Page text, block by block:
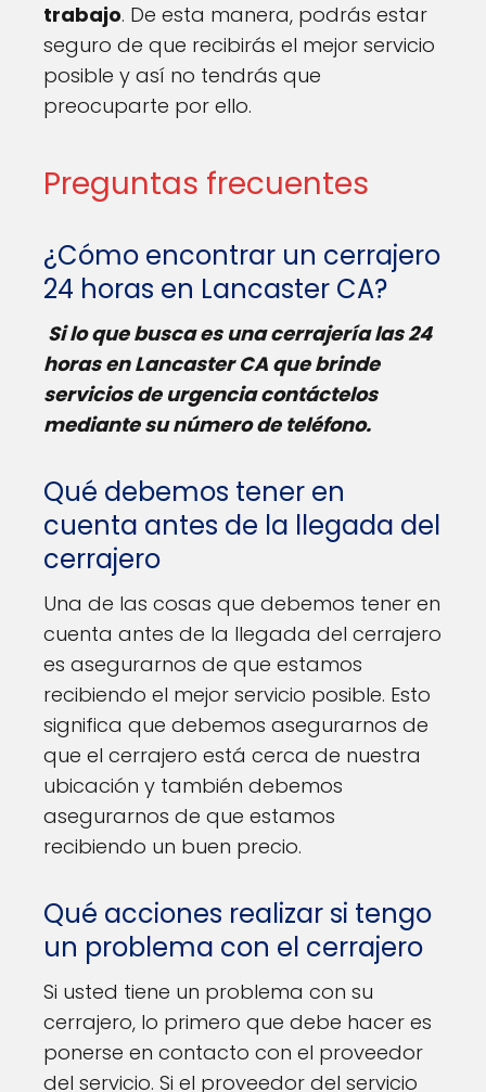
trabajo. De esta manera, podrás estar
seguro de que recibirás el mejor servicio
posible y así no tendrás que
preocuparte por ello.
Preguntas frecuentes
¿Cómo encontrar un cerrajero
24 horas en Lancaster CA?
Si lo que busca es una cerrajería las 24
horas en Lancaster CA que brinde
servicios de urgencia contáctelos
mediante su número de teléfono.
Qué debemos tener en
cuenta antes de la llegada del
cerrajero
Una de las cosas que debemos tener en
cuenta antes de la llegada del cerrajero
es asegurarnos de que estamos
recibiendo el mejor servicio posible. Esto
significa que debemos asegurarnos de
que el cerrajero está cerca de nuestra
ubicación y también debemos
asegurarnos de que estamos
recibiendo un buen precio.
Qué acciones realizar si tengo
un problema con el cerrajero
Si usted tiene un problema con su
cerrajero, lo primero que debe hacer es
ponerse en contacto con el proveedor
del servicio. Si el proveedor del servicio